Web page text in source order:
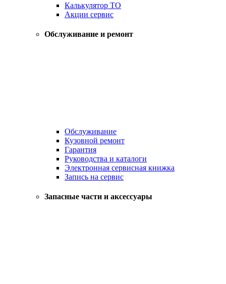
Калькулятор ТО
Акции сервис
Обслуживание и ремонт
Обслуживание
Кузовной ремонт
Гарантия
Руководства и каталоги
Электронная сервисная книжка
Запись на сервис
Запасные части и аксессуары